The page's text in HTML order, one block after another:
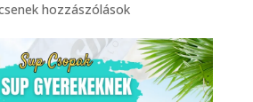
hozzászólások